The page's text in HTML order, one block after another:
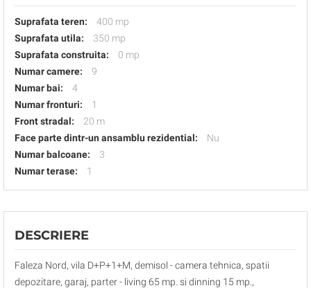
Suprafata teren:
400 mp
Suprafata utila:
350 mp
Suprafata construita:
0 mp
Numar camere:
9
Numar bai:
4
Numar fronturi:
1
Front stradal:
20 m
Face parte dintr-un ansamblu rezidential:
Nu
Numar balcoane:
3
Numar terase:
1
DESCRIERE
Faleza Nord, vila D+P+1+M, demisol - camera tehnica, spatii
depozitare, garaj, parter - living 65 mp. si dinning 15 mp.,